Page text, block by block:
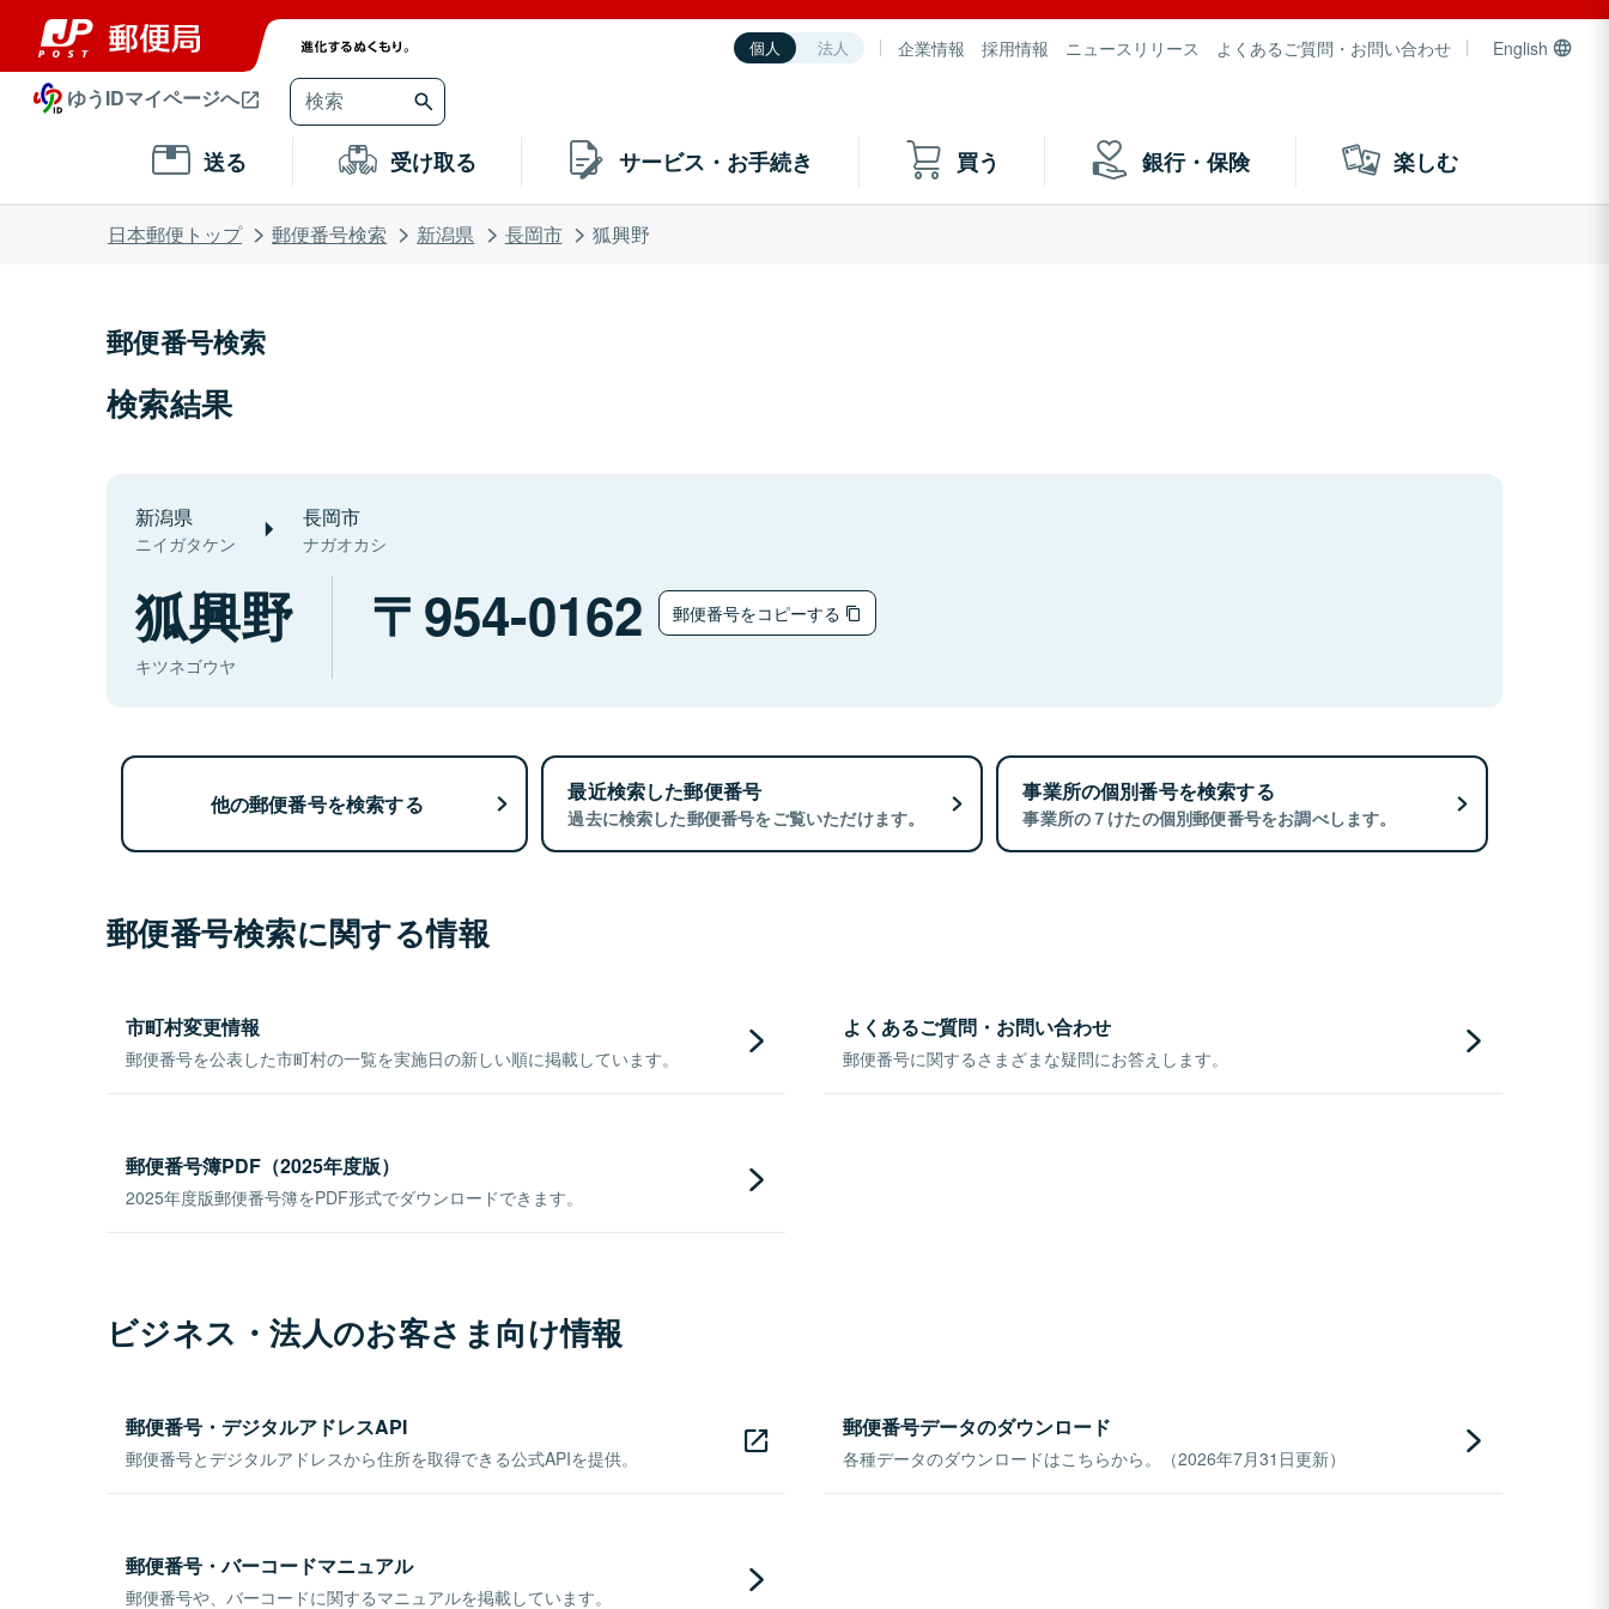
個人 法人 企業情報 採用情報 ニュースリリース よくあるご質問・お問い合わせ English
ゆうIDマイページへ
送る 受け取る サービス・お手続き 買う 銀行・保険 楽しむ
日本郵便トップ 郵便番号検索 新潟県 長岡市 狐興野
郵便番号検索
検索結果
新潟県
ニイガタケン
長岡市
ナガオカシ
狐興野
キツネゴウヤ
954-0162 郵便番号をコピーする
他の郵便番号を検索する 最近検索した郵便番号
過去に検索した郵便番号をご覧いただけます。
事業所の個別番号を検索する
事業所の７けたの個別郵便番号をお調べします。
郵便番号検索に関する情報
市町村変更情報
郵便番号を公表した市町村の一覧を実施日の新しい順に掲載しています。
よくあるご質問・お問い合わせ
郵便番号に関するさまざまな疑問にお答えします。
郵便番号簿PDF（2025年度版）
2025年度版郵便番号簿をPDF形式でダウンロードできます。
ビジネス・法人のお客さま向け情報
郵便番号・デジタルアドレスAPI
郵便番号とデジタルアドレスから住所を取得できる公式APIを提供。
郵便番号データのダウンロード
各種データのダウンロードはこちらから。（2026年7月31日更新）
郵便番号・バーコードマニュアル
郵便番号や、バーコードに関するマニュアルを掲載しています。